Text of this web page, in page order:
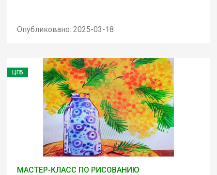
Опубликовано: 2025-03-18
ЦГБ
МАСТЕР-КЛАСС ПО РИСОВАНИЮ